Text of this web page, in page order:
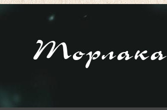
Торлака